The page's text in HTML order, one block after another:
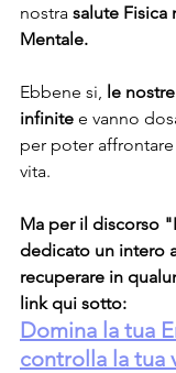
nostra salute Fisica
Mentale.
Ebbene si, le
infinite e vanno
per poter
vita.
Ma per il discorso
dedicato un intero
recuperare in
link qui sotto:
Domina la tua
controlla la tua